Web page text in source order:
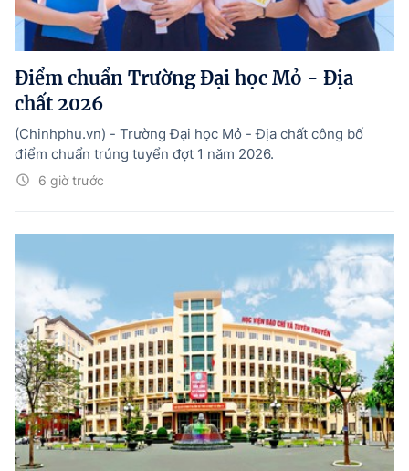
Điểm chuẩn Trường Đại học Mỏ - Địa
chất 2026
6 giờ trước
(Chinhphu.vn) - Trường Đại học Mỏ - Địa chất công bố
điểm chuẩn trúng tuyển đợt 1 năm 2026.